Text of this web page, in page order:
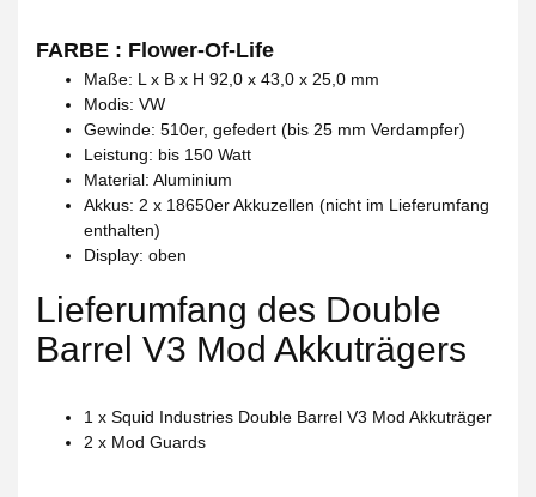
FARBE : Flower-Of-Life
Maße: L x B x H 92,0 x 43,0 x 25,0 mm
Modis: VW
Gewinde: 510er, gefedert (bis 25 mm Verdampfer)
Leistung: bis 150 Watt
Material: Aluminium
Akkus: 2 x 18650er Akkuzellen (nicht im Lieferumfang
enthalten)
Display: oben
Lieferumfang des Double
Barrel V3 Mod Akkuträgers
1 x Squid Industries Double Barrel V3 Mod Akkuträger
2 x Mod Guards